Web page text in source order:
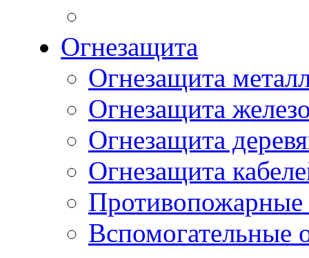
Огнезащита
Огнезащита
Огнезащита
Огнезащита
Огнезащита
Вспомогательные